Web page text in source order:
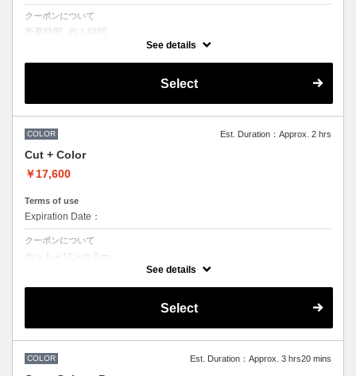
クーポンについて
所要時間_約１時間
お子様用のカットメニューです。
小学生未満4400円 小学生以上5000円です。
See details
Select
COLOR Est. Duration：Approx. 2 hrs
Cut + Color
￥17,600
Terms of use
Expiration Date：
クーポンについて
カット＋ワンカラー
＊髪の長さにより別途ロング料金を頂戴いたします。
異なりますので、別メニューをお選びください。
See details
Select
COLOR Est. Duration：Approx. 3 hrs20 mins